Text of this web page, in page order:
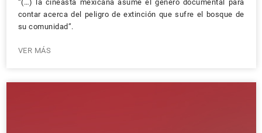
“(…) la cineasta mexicana asume el género documental para
contar acerca del peligro de extinción que sufre el bosque de
su comunidad”.
VER MÁS